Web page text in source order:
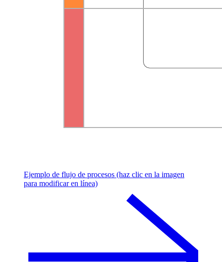
Ejemplo de flujo de procesos (haz clic en la imagen
para modificar en línea)